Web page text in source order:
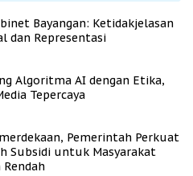
Bayangan: Ketidakjelasan
dan Representasi
Algoritma AI dengan Etika,
Tepercaya
Pemerintah Perkuat
Subsidi untuk Masyarakat